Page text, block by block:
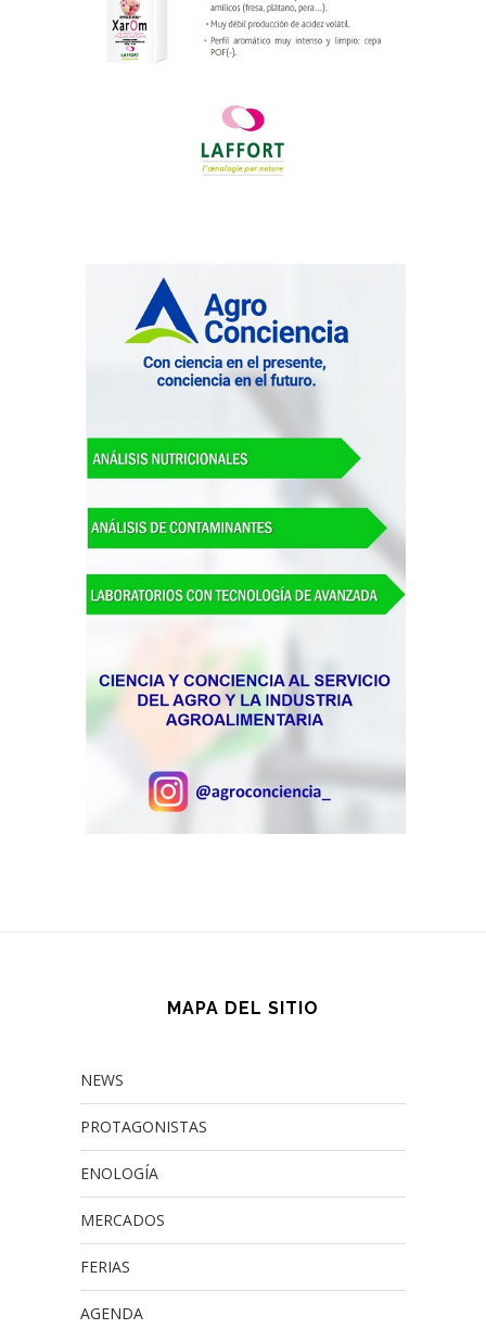
MAPA DEL SITIO
NEWS
PROTAGONISTAS
ENOLOGÍA
MERCADOS
FERIAS
AGENDA